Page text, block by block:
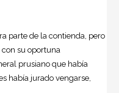
parte de la contienda, pero
su oportuna
prusiano que había
había jurado vengarse,